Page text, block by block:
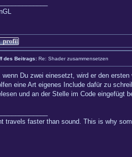
des Beitrags: Re: Shader zusammensetzen
wenn Du zwei einesetzt, wird er den
eine Art eigenes Include dafür zu
und an der Stelle im Code eingefügt
travels faster than sound. This is why